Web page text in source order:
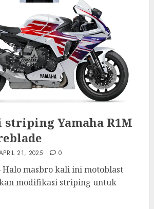
Yamaha R1M
21, 2025 0
Halo masbro kali ini motoblast
modifikasi striping untuk